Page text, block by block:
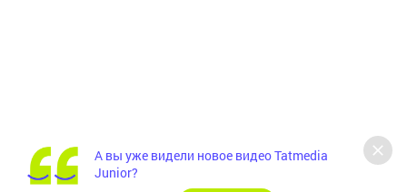
А вы уже видели новое видео Tatmedia
Junior?